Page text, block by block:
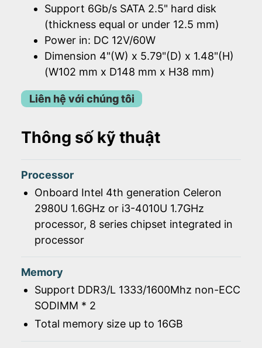
Support 6Gb/s SATA 2.5" hard disk
(thickness equal or under 12.5 mm)
Power in: DC 12V/60W
Dimension 4"(W) x 5.79"(D) x 1.48"(H)
(W102 mm x D148 mm x H38 mm)
Liên hệ với chúng tôi
Thông số kỹ thuật
Processor
Onboard Intel 4th generation Celeron
2980U 1.6GHz or i3-4010U 1.7GHz
processor, 8 series chipset integrated in
processor
Memory
Support DDR3/L 1333/1600Mhz non-ECC
SODIMM * 2
Total memory size up to 16GB